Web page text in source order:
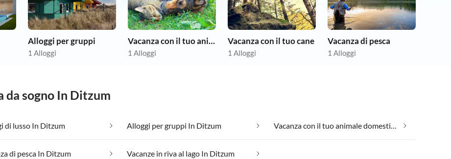
Alloggi per gruppi
1 Alloggi
Vacanza con il tuo animale domestico
1 Alloggi
Vacanza con il tuo cane
1 Alloggi
Vacanza di pesca
1 Alloggi
da sogno In Ditzum
di lusso In Ditzum Alloggi per gruppi In Ditzum Vacanza con il tuo animale domestico In Ditzum
di pesca In Ditzum Vacanze in riva al lago In Ditzum